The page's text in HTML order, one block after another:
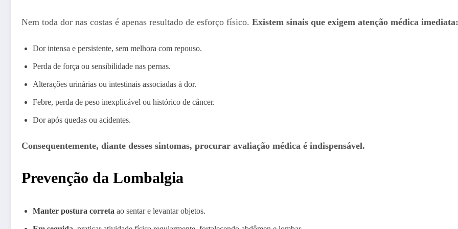
Nem toda dor nas costas é apenas resultado de esforço físico. Existem sinais que exigem atenção médica imediata:
Dor intensa e persistente, sem melhora com repouso.
Perda de força ou sensibilidade nas pernas.
Alterações urinárias ou intestinais associadas à dor.
Febre, perda de peso inexplicável ou histórico de câncer.
Dor após quedas ou acidentes.
Consequentemente, diante desses sintomas, procurar avaliação médica é indispensável.
Prevenção da Lombalgia
Manter postura correta ao sentar e levantar objetos.